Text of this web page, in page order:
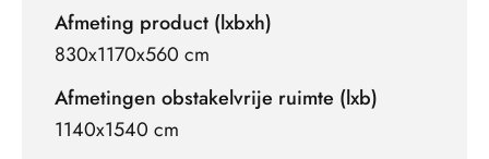
Afmeting product (lxbxh)
830x1170x560 cm
Afmetingen obstakelvrije ruimte (lxb)
1140x1540 cm